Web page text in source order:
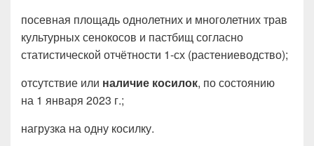
посевная площадь однолетних и многолетних трав
культурных сенокосов и пастбищ согласно
статистической отчётности 1-сх (растениеводство);
отсутствие или наличие косилок, по состоянию
на 1 января 2023 г.;
нагрузка на одну косилку.